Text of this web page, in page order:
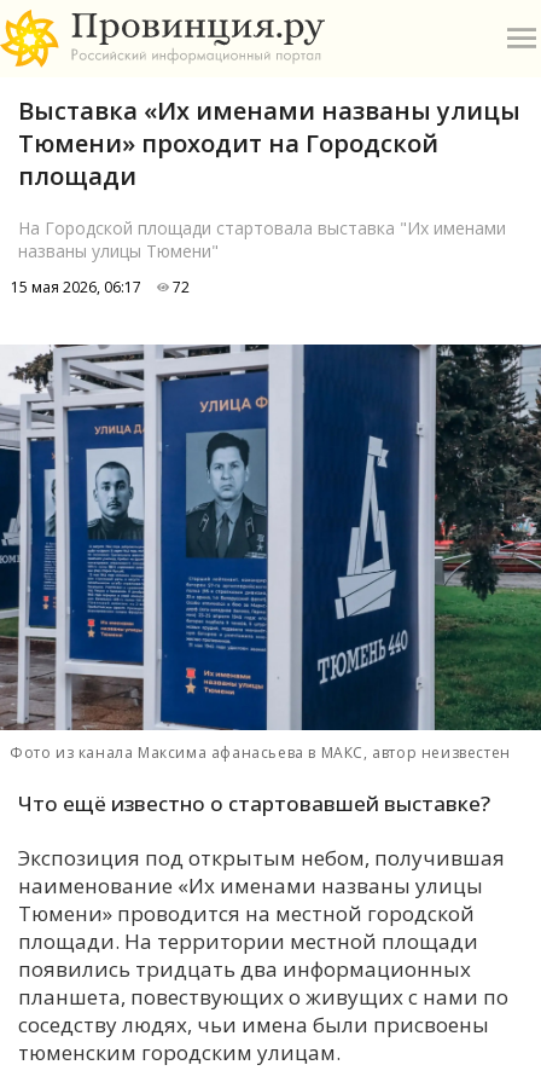
Б
И
К
М
Н
С
Х
Ч
Я
Выставка «Их именами названы улицы
Тюмени» проходит на Городской
площади
На Городской площади стартовала выставка "Их именами
названы улицы Тюмени"
15 мая 2026, 06:17 72
Фото из канала Максима афанасьева в МАКС, автор неизвестен
Что ещё известно о стартовавшей выставке?
Экспозиция под открытым небом, получившая
наименование «Их именами названы улицы
Тюмени» проводится на местной городской
площади. На территории местной площади
появились тридцать два информационных
планшета, повествующих о живущих с нами по
соседству людях, чьи имена были присвоены
тюменским городским улицам.